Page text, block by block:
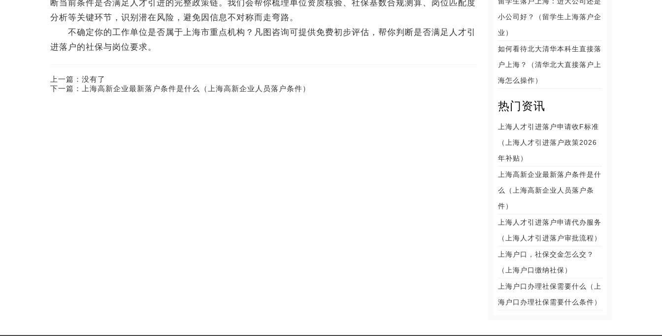
断当前条件是否满足人才引进的完整政策链。我们会帮你梳理单位资质核验、社保基数合规测算、岗位匹配度
分析等关键环节，识别潜在风险，避免因信息不对称而走弯路。
不确定你的工作单位是否属于上海市重点机构？凡图咨询可提供免费初步评估，帮你判断是否满足人才引
进落户的社保与岗位要求。
上一篇：没有了
下一篇：
上海高新企业最新落户条件是什么（上海高新企业人员落户条件）
小公司好？（留学生上海落户企
业）
如何看待北大清华本科生直接落
户上海？（清华北大直接落户上
海怎么操作）
热门资讯
上海人才引进落户申请收F标准
（上海人才引进落户政策2026
年补贴）
上海高新企业最新落户条件是什
么（上海高新企业人员落户条
件）
上海人才引进落户申请代办服务
（上海人才引进落户审批流程）
上海户口，社保交金怎么交？
（上海户口缴纳社保）
上海户口办理社保需要什么（上
海户口办理社保需要什么条件）